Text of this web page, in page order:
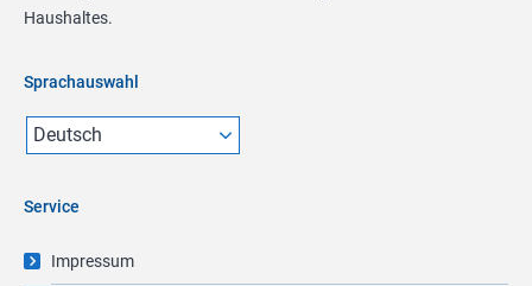
Haushaltes.
Sprachauswahl
Service
Impressum